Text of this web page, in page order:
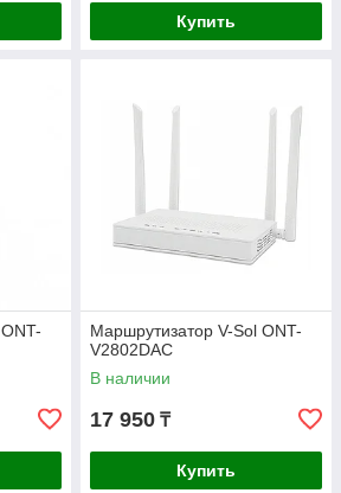
Купить
Маршрутизатор V-Sol ONT-
V2802DAC
В наличии
17 950 ₸
Купить